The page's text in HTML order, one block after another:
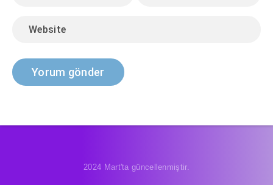
2024 Mart'ta güncellenmiştir.